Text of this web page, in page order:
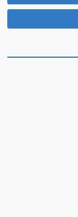
של
לקוחות,
בעסקת